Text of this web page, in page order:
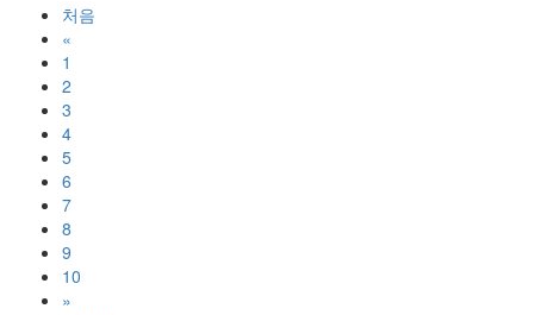
처음
«
1
2
3
4
5
6
7
8
9
10
»